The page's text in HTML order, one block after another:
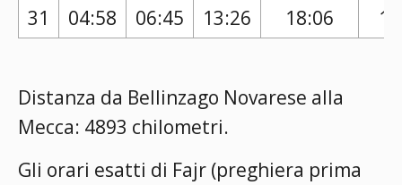
31
04:58 06:45 13:26 18:06
Distanza da Bellinzago Novarese alla
Mecca: 4893 chilometri.
Gli orari esatti di Fajr (preghiera prima